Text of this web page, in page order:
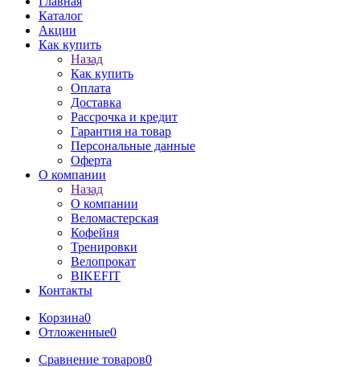
Каталог
Акции
Как купить
Назад
Как купить
Оплата
Доставка
Рассрочка и кредит
Гарантия на товар
Персональные данные
Оферта
О компании
Назад
О компании
Веломастерская
Кофейня
Тренировки
Велопрокат
BIKEFIT
Контакты
Корзина0
Отложенные0
Сравнение товаров0